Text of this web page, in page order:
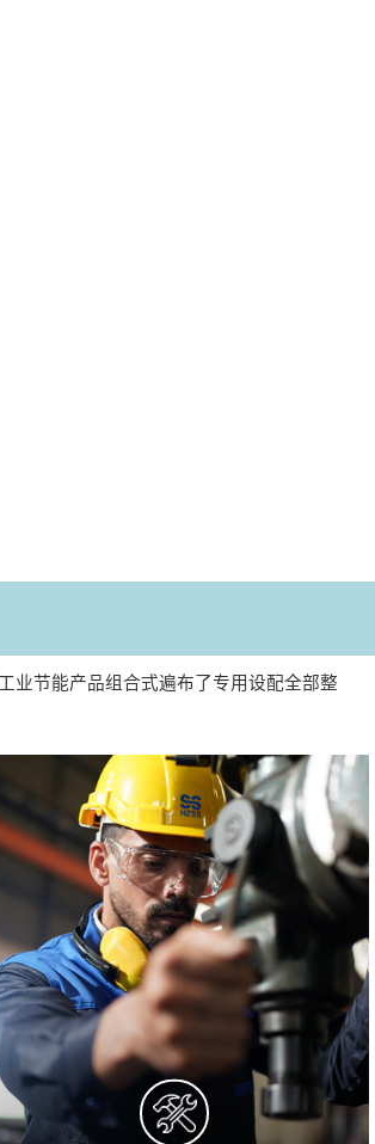
业节能产品组合式遍布了专用设配全部整